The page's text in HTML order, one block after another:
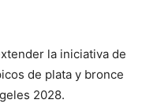
la iniciativa de
de plata y bronce
2028.